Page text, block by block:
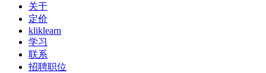
关于
定价
kliklearn
学习
联系
招聘职位